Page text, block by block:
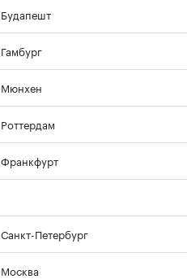
Будапешт
Гамбург
Мюнхен
Роттердам
Франкфурт
Санкт-Петербург
Москва